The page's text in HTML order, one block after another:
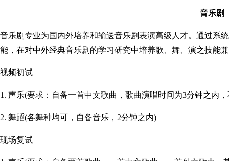
音乐剧
音乐剧专业为国内外培养和输送音乐剧表演高级人才。通过系
能，在对中外经典音乐剧的学习研究中培养歌、舞、演之技能
视频初试
1. 声乐(要求：自备一首中文歌曲，歌曲演唱时间为3分钟之内
2. 舞蹈(各舞种均可，自备音乐，2分钟之内)
现场复试